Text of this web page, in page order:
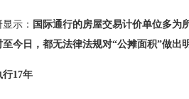
示： 国际通行的房屋交易计价单位多为
今日，都无法律法规对“公摊面积”做出
17年